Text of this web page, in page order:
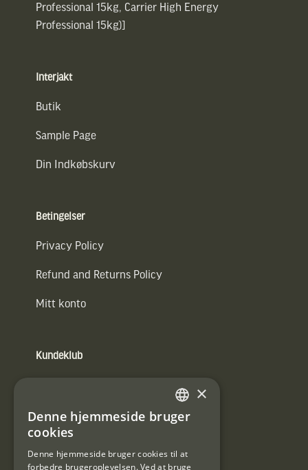
Professional 15kg, Carrier High Energy
Professional 15kg)]
Interjakt
Butik
Sample Page
Din Indkøbskurv
Betingelser
Privacy Policy
Refund and Returns Policy
Mitt konto
Kundeklub
E-
post
SWEDISH
×
Denne hjemmeside bruger
cookies
Denne hjemmeside bruger cookies til at
forbedre brugeroplevelsen. Ved at bruge